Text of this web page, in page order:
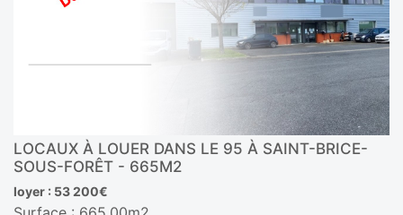
LOCAUX À LOUER DANS LE 95 À SAINT-BRICE-
SOUS-FORÊT - 665M2
loyer : 53 200€